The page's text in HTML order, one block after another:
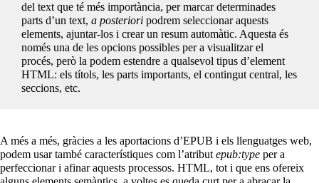
del text que té més importància, per marcar determinades
parts d’un text, a posteriori podrem seleccionar aquests
elements, ajuntar-los i crear un resum automàtic. Aquesta és
només una de les opcions possibles per a visualitzar el
procés, però la podem estendre a qualsevol tipus d’element
HTML: els títols, les parts importants, el contingut central, les
seccions, etc.
A més a més, gràcies a les aportacions d’EPUB i els llenguatges web,
podem usar també característiques com l’atribut epub:type per a
perfeccionar i afinar aquests processos. HTML, tot i que ens ofereix